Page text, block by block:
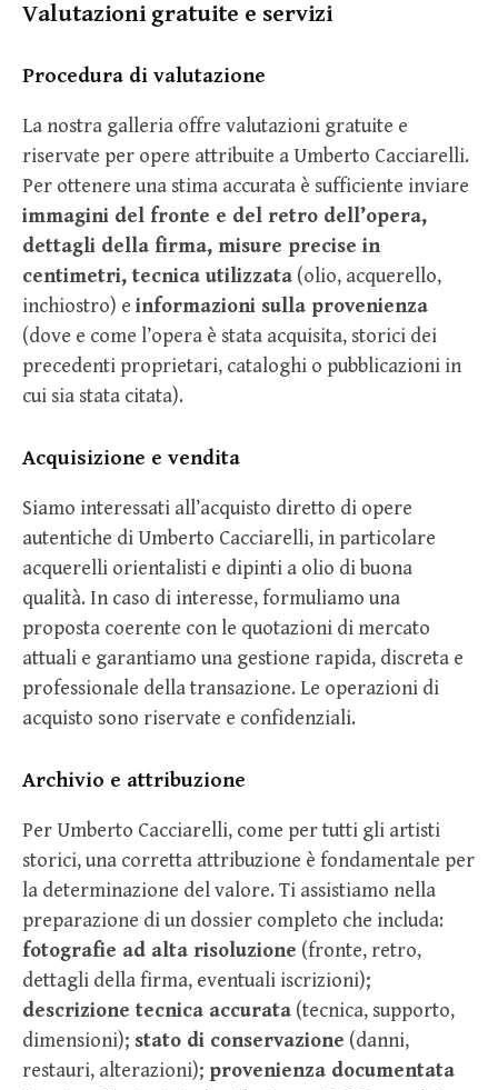
Valutazioni gratuite e servizi
Procedura di valutazione
La nostra galleria offre valutazioni gratuite e
riservate per opere attribuite a Umberto Cacciarelli.
Per ottenere una stima accurata è sufficiente inviare
immagini del fronte e del retro dell’opera,
dettagli della firma, misure precise in
centimetri, tecnica utilizzata (olio, acquerello,
inchiostro) e informazioni sulla provenienza
(dove e come l’opera è stata acquisita, storici dei
precedenti proprietari, cataloghi o pubblicazioni in
cui sia stata citata).
Acquisizione e vendita
Siamo interessati all’acquisto diretto di opere
autentiche di Umberto Cacciarelli, in particolare
acquerelli orientalisti e dipinti a olio di buona
qualità. In caso di interesse, formuliamo una
proposta coerente con le quotazioni di mercato
attuali e garantiamo una gestione rapida, discreta e
professionale della transazione. Le operazioni di
acquisto sono riservate e confidenziali.
Archivio e attribuzione
Per Umberto Cacciarelli, come per tutti gli artisti
storici, una corretta attribuzione è fondamentale per
la determinazione del valore. Ti assistiamo nella
preparazione di un dossier completo che includa:
fotografie ad alta risoluzione (fronte, retro,
dettagli della firma, eventuali iscrizioni);
descrizione tecnica accurata (tecnica, supporto,
dimensioni); stato di conservazione (danni,
restauri, alterazioni); provenienza documentata